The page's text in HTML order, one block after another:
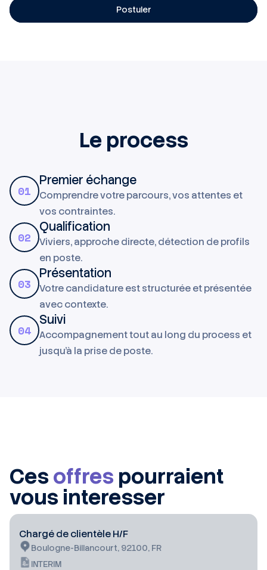
Postuler
Le process
01
Premier échange
Comprendre votre parcours, vos attentes et
vos contraintes.
02
Qualification
Viviers, approche directe, détection de profils
en poste.
03
Présentation
Votre candidature est structurée et présentée
avec contexte.
04
Suivi
Accompagnement tout au long du process et
jusqu'à la prise de poste.
Cesoffres pourraient
vous interesser
Chargé de clientèle H/F
Boulogne-Billancourt, 92100, FR
INTERIM